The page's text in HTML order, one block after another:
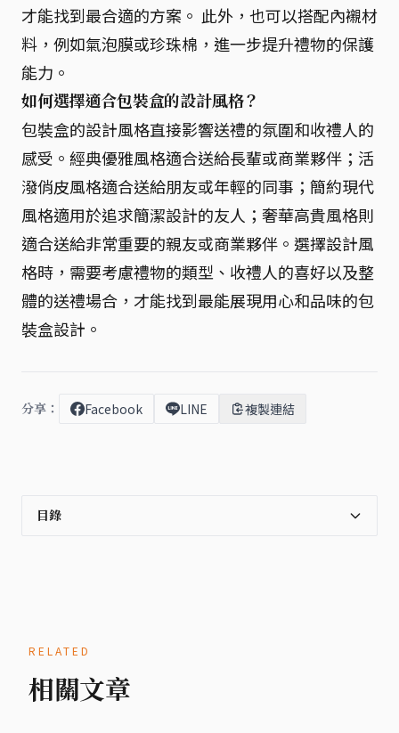
才能找到最合適的方案。 此外，也可以搭配內襯材
料，例如氣泡膜或珍珠棉，進一步提升禮物的保護
能力。
如何選擇適合包裝盒的設計風格？
包裝盒的設計風格直接影響送禮的氛圍和收禮人的
感受。經典優雅風格適合送給長輩或商業夥伴；活
潑俏皮風格適合送給朋友或年輕的同事；簡約現代
風格適用於追求簡潔設計的友人；奢華高貴風格則
適合送給非常重要的親友或商業夥伴。選擇設計風
格時，需要考慮禮物的類型、收禮人的喜好以及整
體的送禮場合，才能找到最能展現用心和品味的包
裝盒設計。
分享： Facebook LINE 複製連結
目錄
RELATED
相關文章